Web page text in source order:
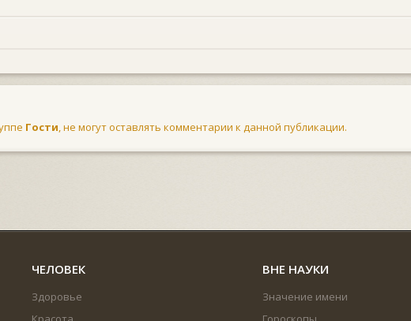
Гости, не могут оставлять комментарии к данной публикации.
ЧЕЛОВЕК
Здоровье
ВНЕ НАУКИ
Значение имени